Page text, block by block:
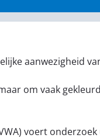
aanwezigheid
om vaak
voert